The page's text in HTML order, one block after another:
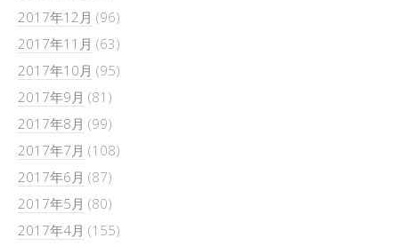
2017年12月 (96)
2017年11月 (63)
2017年10月 (95)
2017年9月 (81)
2017年8月 (99)
2017年7月 (108)
2017年6月 (87)
2017年5月 (80)
2017年4月 (155)